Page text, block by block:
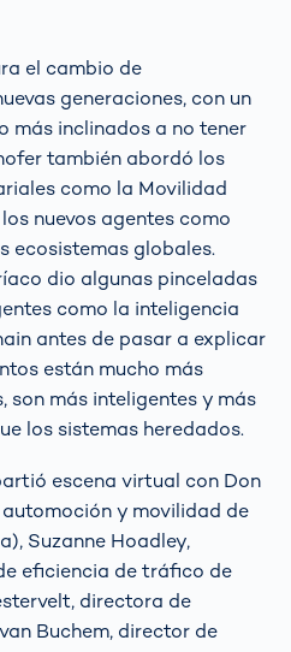
el cambio de
generaciones, con un
más inclinados a no tener
también abordó los
como la Movilidad
nuevos agentes como
ecosistemas globales.
dio algunas pinceladas
como la inteligencia
antes de pasar a explicar
están mucho más
son más inteligentes y más
los sistemas heredados.
escena virtual con Don
y movilidad de
Suzanne Hoadley,
eficiencia de tráfico de
directora de
Buchem, director de